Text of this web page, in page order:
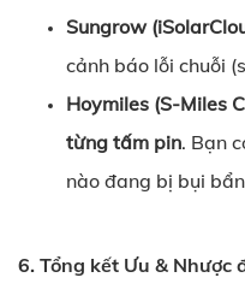
Sungrow
cảnh báo lỗi chuỗi
Hoymiles (S-Miles
từng tấm pin. Bạn
nào đang bị bụi
6. Tổng kết Ưu & Nhược